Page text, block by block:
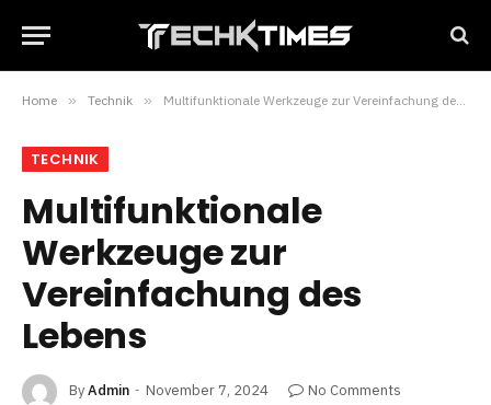
Home » Technik » Multifunktionale Werkzeuge zur Vereinfachung des Lebens
TECHNIK
Multifunktionale
Werkzeuge zur
Vereinfachung des
Lebens
ByAdmin November 7, 2024
No Comments